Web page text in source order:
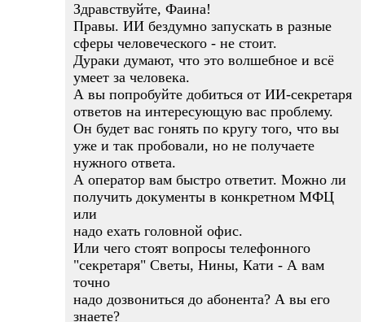
Здравствуйте, Фаина!
Правы. ИИ бездумно запускать в разные
сферы человеческого - не стоит.
Дураки думают, что это волшебное и всё
умеет за человека.
А вы попробуйте добиться от ИИ-секретаря
ответов на интересующую вас проблему.
Он будет вас гонять по кругу того, что вы
уже и так пробовали, но не получаете
нужного ответа.
А оператор вам быстро ответит. Можно ли
получить документы в конкретном МФЦ
или
надо ехать головной офис.
Или чего стоят вопросы телефонного
"секретаря" Светы, Нины, Кати - А вам
точно
надо дозвониться до абонента? А вы его
знаете?